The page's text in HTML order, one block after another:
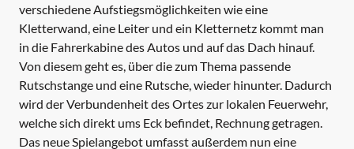
verschiedene Aufstiegsmöglichkeiten wie eine
Kletterwand, eine Leiter und ein Kletternetz kommt man
in die Fahrerkabine des Autos und auf das Dach hinauf.
Von diesem geht es, über die zum Thema passende
Rutschstange und eine Rutsche, wieder hinunter. Dadurch
wird der Verbundenheit des Ortes zur lokalen Feuerwehr,
welche sich direkt ums Eck befindet, Rechnung getragen.
Das neue Spielangebot umfasst außerdem nun eine